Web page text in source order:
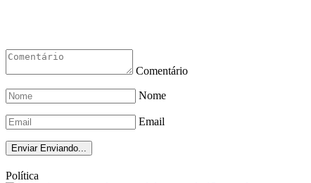
Comentário
Nome
Email
Enviar Enviando...
Política